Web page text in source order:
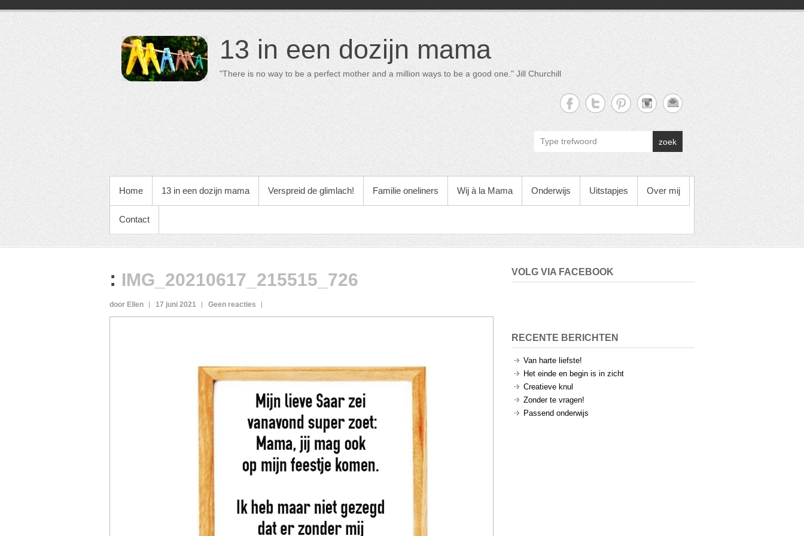
13 in een dozijn mama
"There is no way to be a perfect mother and a million ways to be a good one." Jill Churchill
zoek
PRIMAIR MENU
Home 13 in een dozijn mama Verspreid de glimlach! Familie oneliners Wij à la Mama Onderwijs Uitstapjes Over mij
Contact
: IMG_20210617_215515_726
door Ellen 17 juni 2021 Geen reacties
VOLG VIA FACEBOOK
RECENTE BERICHTEN
Van harte liefste!
Het einde en begin is in zicht
Creatieve knul
Zonder te vragen!
Passend onderwijs